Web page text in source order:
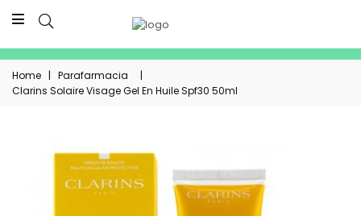
Home | Parafarmacia
|
Clarins Solaire Visage Gel En Huile Spf30 50ml